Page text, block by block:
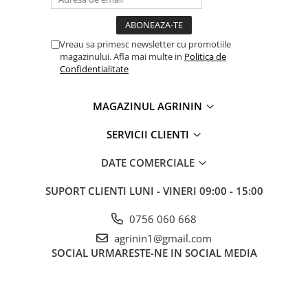
Consumabile motofierastrau
Fierastraie manuale
Flexuri si Polizoare
Gresor / Decalimetru
Vreau sa primesc newsletter cu promotiile
magazinului. Afla mai multe in Politica de
Confidentialitate
MAGAZINUL AGRININ
SERVICII CLIENTI
DATE COMERCIALE
SUPORT CLIENTI LUNI - VINERI 09:00 - 15:00
0756 060 668
agrinin1@gmail.com
SOCIAL URMARESTE-NE IN SOCIAL MEDIA